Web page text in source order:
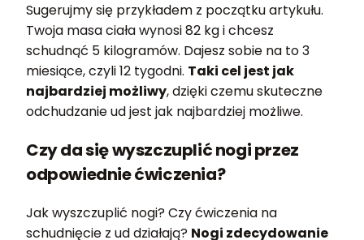
Sugerujmy się przykładem z początku artykułu.
Twoja masa ciała wynosi 82 kg i chcesz
schudnąć 5 kilogramów. Dajesz sobie na to 3
miesiące, czyli 12 tygodni. Taki cel jest jak
najbardziej możliwy, dzięki czemu skuteczne
odchudzanie ud jest jak najbardziej możliwe.
Czy da się wyszczuplić nogi przez
odpowiednie ćwiczenia?
Jak wyszczuplić nogi? Czy ćwiczenia na
schudnięcie z ud działają? Nogi zdecydowanie